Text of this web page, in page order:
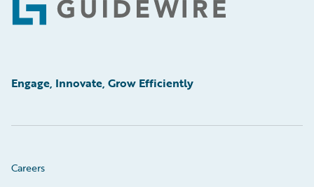
Footer
Engage, Innovate, Grow Efficiently
Careers